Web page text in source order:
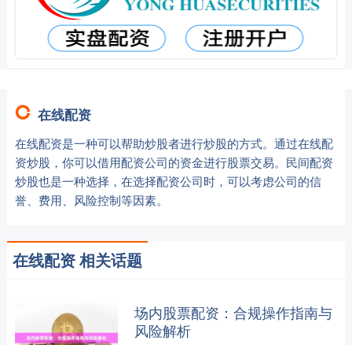
在线配资
在线配资是一种可以帮助炒股者进行炒股的方式。通过在线配
资炒股，你可以借用配资公司的资金进行股票交易。民间配资
炒股也是一种选择，在选择配资公司时，可以考虑公司的信
誉、费用、风险控制等因素。
在线配资 相关话题
场内股票配资：合规操作指南与
风险解析